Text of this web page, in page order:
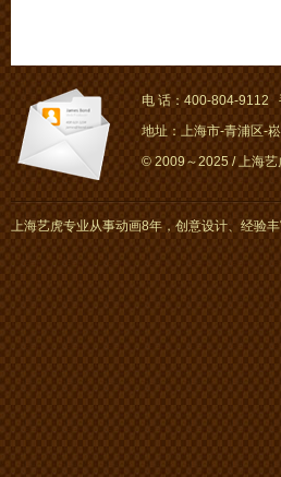
电 话：400-804-9112
地址：上海市-青浦区-
© 2009～2025 / 上海艺
上海艺虎专业从事动画8年，创意设计、经验